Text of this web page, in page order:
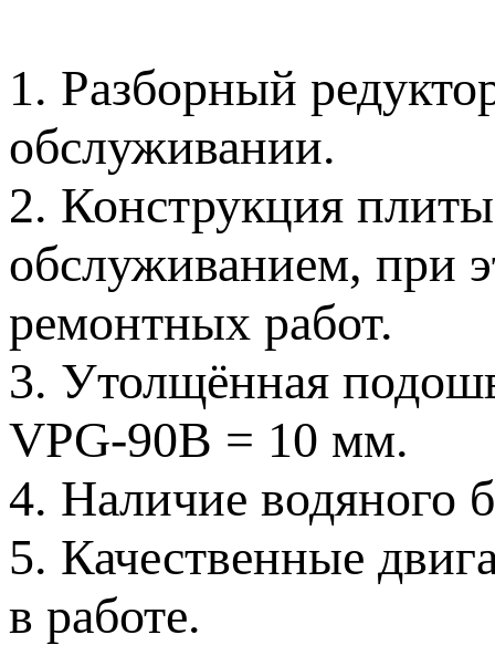
1. Разборный
обслуживании.
2. Конструкция
обслуживанием, при
ремонтных работ.
3. Утолщённая
VPG-90B = 10 мм.
4. Наличие водяного
5. Качественные
в работе.